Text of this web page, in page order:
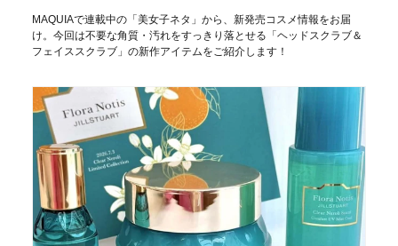
MAQUIAで連載中の「美女子ネタ」から、新発売コスメ情報をお届
け。今回は不要な角質・汚れをすっきり落とせる「ヘッドスクラブ＆
フェイススクラブ」の新作アイテムをご紹介します！